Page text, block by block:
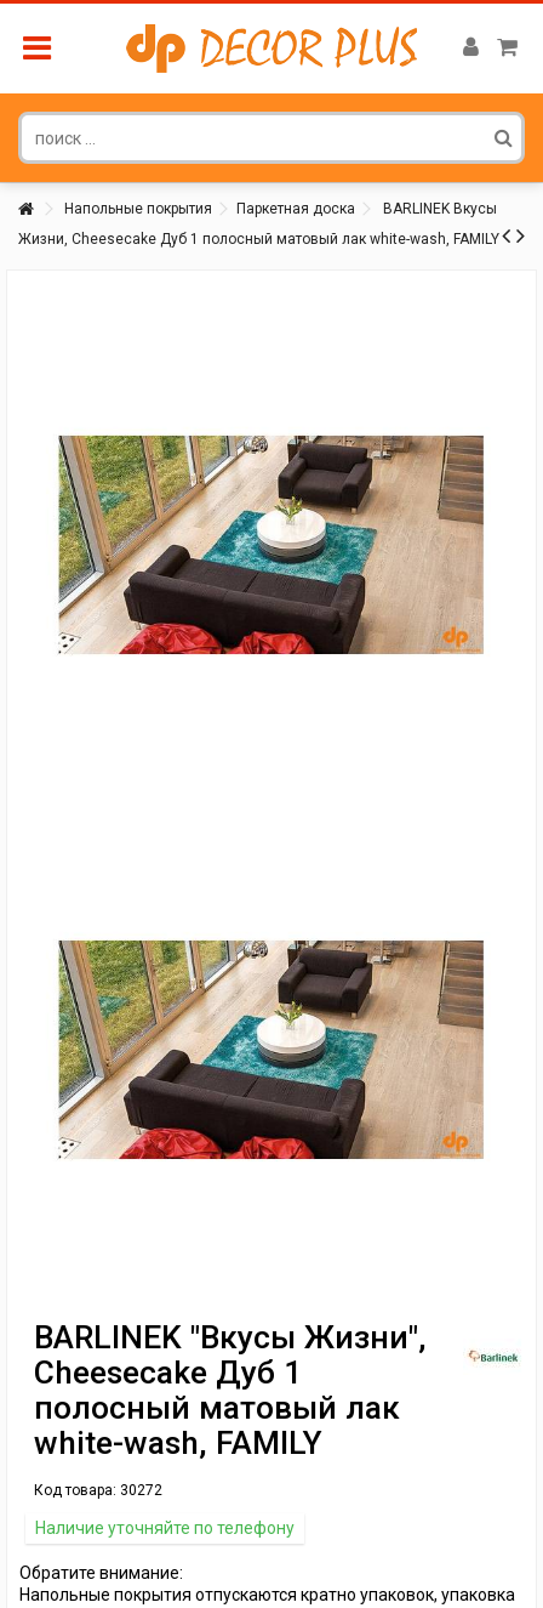
Напольные покрытия Паркетная доска
BARLINEK Вкусы
Жизни, Cheesecake Дуб 1 полосный матовый лак white-wash, FAMILY
BARLINEK "Вкусы Жизни",
Cheesecake Дуб 1
полосный матовый лак
white-wash, FAMILY
Код товара: 30272
Наличие уточняйте по телефону
Обратите внимание:
Напольные покрытия отпускаются кратно упаковок, упаковка